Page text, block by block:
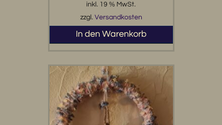
inkl. 19 % MwSt.
zzgl. Versandkosten
In den Warenkorb